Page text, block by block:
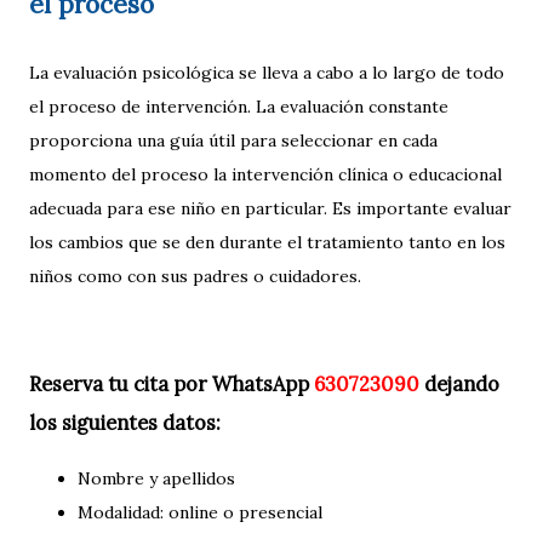
La evaluación psicológica se lleva a cabo a lo largo de todo
el proceso de intervención. La evaluación constante
proporciona una guía útil para seleccionar en cada
momento del proceso la intervención clínica o educacional
adecuada para ese niño en particular. Es importante evaluar
los cambios que se den durante el tratamiento tanto en los
niños como con sus padres o cuidadores.
Reserva tu cita por WhatsApp 630723090 dejando
los siguientes datos:
Nombre y apellidos
Modalidad: online o presencial